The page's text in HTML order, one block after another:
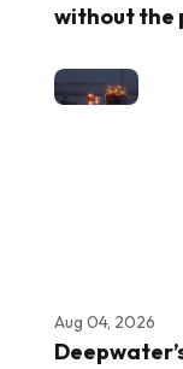
without the
Aug 04, 2026